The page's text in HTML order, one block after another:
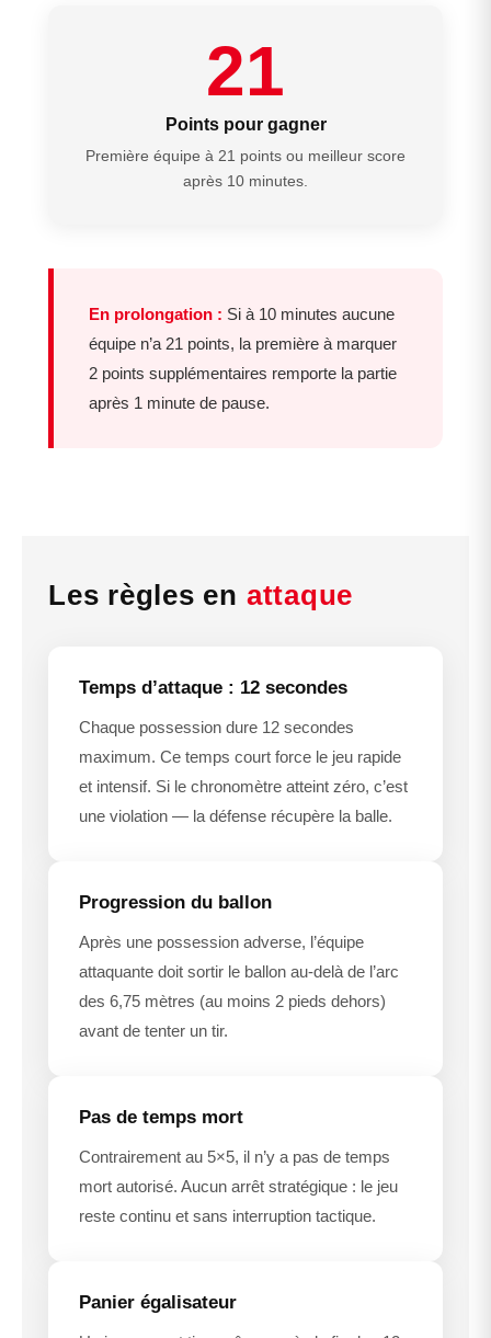
21
Points pour gagner
Première équipe à 21 points ou meilleur score
après 10 minutes.
En prolongation : Si à 10 minutes aucune
équipe n’a 21 points, la première à marquer
2 points supplémentaires remporte la partie
après 1 minute de pause.
Les règles en attaque
Temps d’attaque : 12 secondes
Chaque possession dure 12 secondes
maximum. Ce temps court force le jeu rapide
et intensif. Si le chronomètre atteint zéro, c’est
une violation — la défense récupère la balle.
Progression du ballon
Après une possession adverse, l’équipe
attaquante doit sortir le ballon au-delà de l’arc
des 6,75 mètres (au moins 2 pieds dehors)
avant de tenter un tir.
Pas de temps mort
Contrairement au 5×5, il n’y a pas de temps
mort autorisé. Aucun arrêt stratégique : le jeu
reste continu et sans interruption tactique.
Panier égalisateur